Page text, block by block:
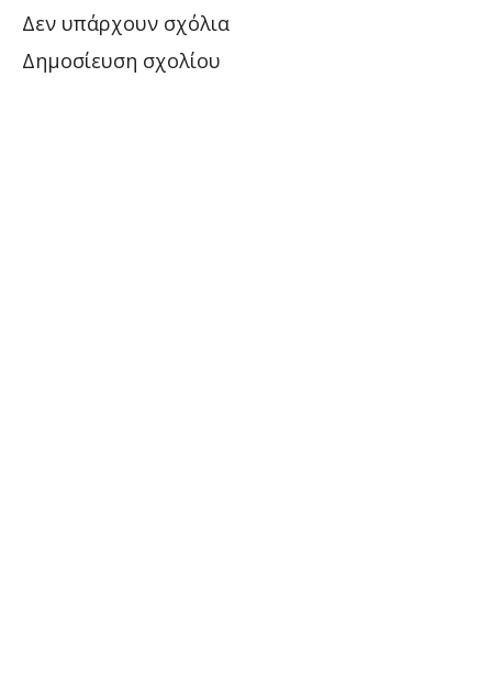
Δεν υπάρχουν σχόλια
Δημοσίευση σχολίου